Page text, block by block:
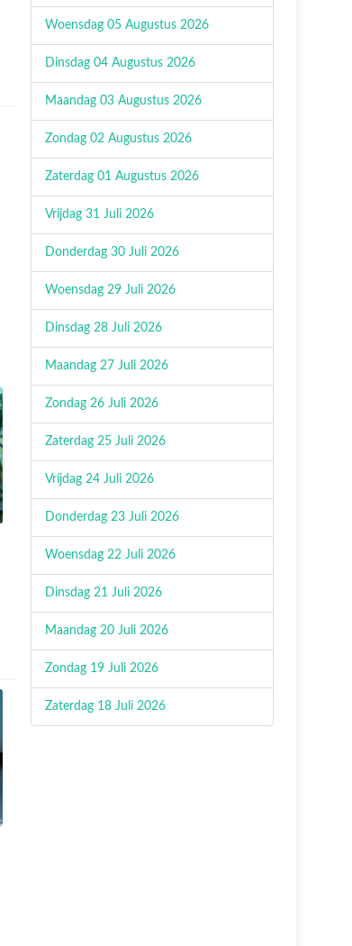
Woensdag 05 Augustus 2026
Dinsdag 04 Augustus 2026
Maandag 03 Augustus 2026
Zondag 02 Augustus 2026
Zaterdag 01 Augustus 2026
Vrijdag 31 Juli 2026
Donderdag 30 Juli 2026
Woensdag 29 Juli 2026
Dinsdag 28 Juli 2026
Maandag 27 Juli 2026
Zondag 26 Juli 2026
Zaterdag 25 Juli 2026
Vrijdag 24 Juli 2026
Donderdag 23 Juli 2026
Woensdag 22 Juli 2026
Dinsdag 21 Juli 2026
Maandag 20 Juli 2026
Zondag 19 Juli 2026
Zaterdag 18 Juli 2026